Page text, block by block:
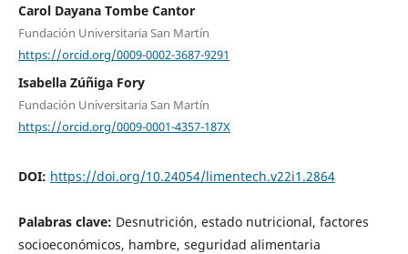
Carol Dayana Tombe Cantor
Fundación Universitaria San Martín
https://orcid.org/0009-0002-3687-9291
Isabella Zúñiga Fory
Fundación Universitaria San Martín
https://orcid.org/0009-0001-4357-187X
DOI: https://doi.org/10.24054/limentech.v22i1.2864
Palabras clave: Desnutrición, estado nutricional, factores
socioeconómicos, hambre, seguridad alimentaria